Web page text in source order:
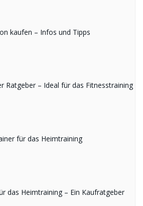
kaufen – Infos und Tipps
Ratgeber – Ideal für das Fitnesstraining
für das Heimtraining
das Heimtraining – Ein Kaufratgeber